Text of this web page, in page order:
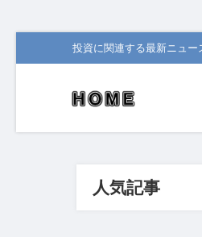
投資に関連する最新ニュ
人気記事